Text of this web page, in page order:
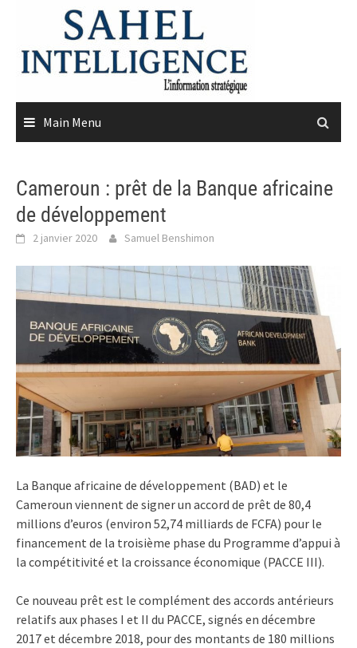
content
Main Menu
Cameroun : prêt de la Banque africaine
de développement
2 janvier 2020 Samuel Benshimon
La Banque africaine de développement (BAD) et le
Cameroun viennent de signer un accord de prêt de 80,4
millions d’euros (environ 52,74 milliards de FCFA) pour le
financement de la troisième phase du Programme d’appui à
la compétitivité et la croissance économique (PACCE III).
Ce nouveau prêt est le complément des accords antérieurs
relatifs aux phases I et II du PACCE, signés en décembre
2017 et décembre 2018, pour des montants de 180 millions